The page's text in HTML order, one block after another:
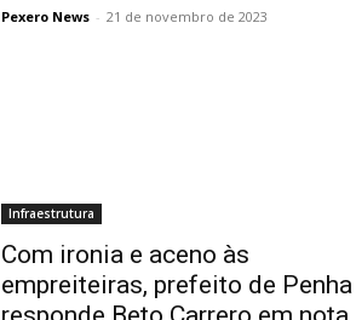
Pexero News - 21 de novembro de 2023
Infraestrutura
Com ironia e aceno às
empreiteiras, prefeito de Penha